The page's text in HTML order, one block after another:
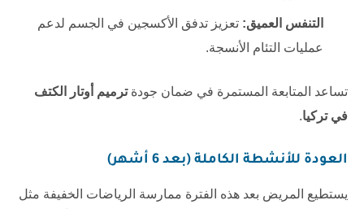
التنفس العميق: تعزيز تدفق الأكسجين في الجسم لدعم
عمليات التئام الأنسجة.
تساعد المتابعة المستمرة في ضمان جودةترميم أوتار الكتف
في تركيا.
العودة للأنشطة الكاملة (بعد 6 أشهر)
يستطيع المريض بعد هذه الفترة ممارسة الرياضات الخفيفة مثل